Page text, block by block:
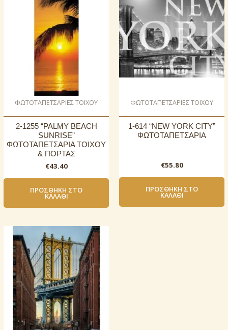
ΦΩΤΟΤΑΠΕΤΣΑΡΙΕΣ ΤΟΙΧΟΥ
2-1255 “PALMY BEACH
SUNRISE”
ΦΩΤΟΤΑΠΕΤΣΑΡΙΑ ΤΟΙΧΟΥ
& ΠΟΡΤΑΣ
€43.40
ΠΡΟΣΘΉΚΗ ΣΤΟ
ΚΑΛΆΘΙ
ΦΩΤΟΤΑΠΕΤΣΑΡΙΕΣ ΤΟΙΧΟΥ
1-614 “NEW YORK CITY”
ΦΩΤΟΤΑΠΕΤΣΑΡΙΑ
€55.80
ΠΡΟΣΘΉΚΗ ΣΤΟ
ΚΑΛΆΘΙ